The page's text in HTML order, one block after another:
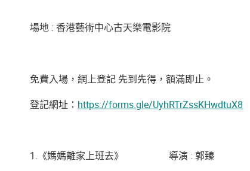
場地 : 香港藝術中心古天樂電影院
免費入場，網上登記 先到先得，額滿即止。
登記網址： https://forms.gle/UyhRTrZssKHwdtuX8
1.《媽媽離家上班去》 導演 : 郭臻